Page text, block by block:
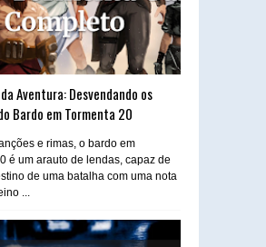
Aventura: Desvendando os
Bardo em Tormenta 20
e rimas, o bardo em
é um arauto de lendas, capaz de
de uma batalha com uma nota
...